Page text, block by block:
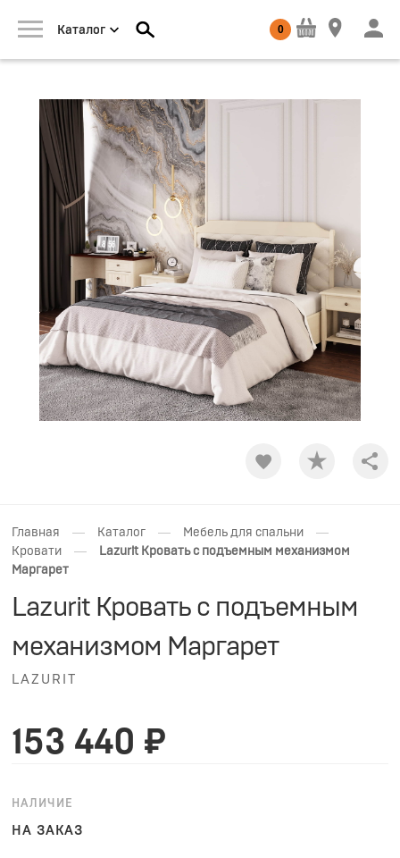
Каталог 0
Главная — Каталог — Мебель для спальни —
Кровати —
Lazurit Кровать с подъемным механизмом
Маргарет
Lazurit Кровать с подъемным
механизмом Маргарет
LAZURIT
153 440 ₽
НАЛИЧИЕ
НА ЗАКАЗ